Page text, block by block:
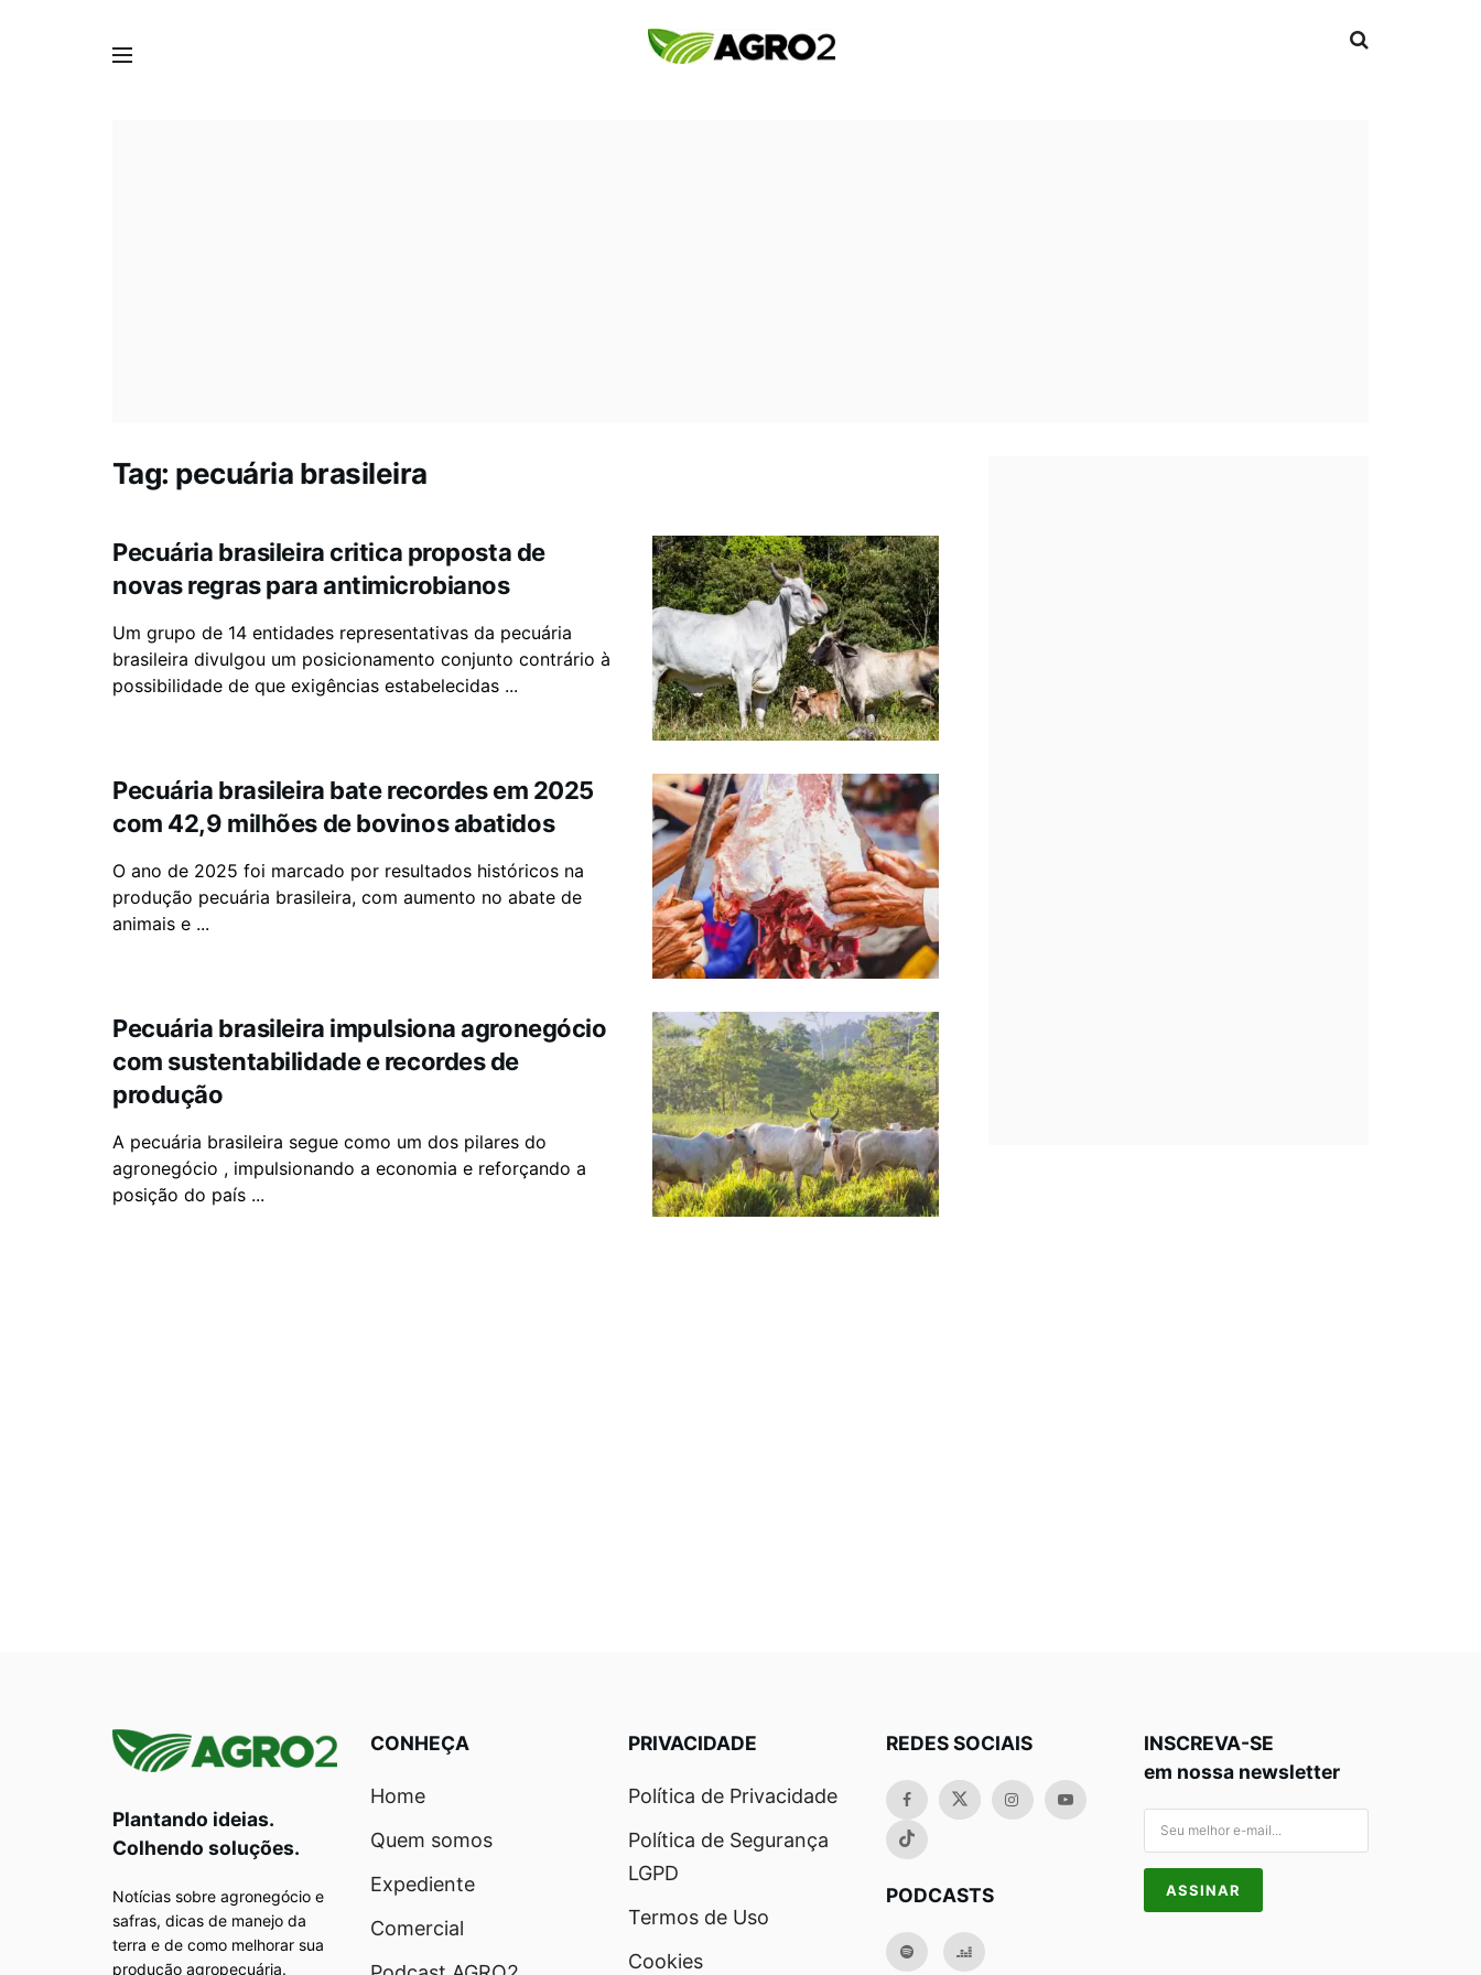
Tag: pecuária brasileira
Pecuária brasileira critica proposta de
novas regras para antimicrobianos
Um grupo de 14 entidades representativas da pecuária
brasileira divulgou um posicionamento conjunto contrário à
possibilidade de que exigências estabelecidas ...
Pecuária brasileira bate recordes em 2025
com 42,9 milhões de bovinos abatidos
O ano de 2025 foi marcado por resultados históricos na
produção pecuária brasileira, com aumento no abate de
animais e ...
Pecuária brasileira impulsiona agronegócio
com sustentabilidade e recordes de
produção
A pecuária brasileira segue como um dos pilares do
agronegócio , impulsionando a economia e reforçando a
posição do país ...
Plantando ideias.
Colhendo soluções.
Notícias sobre agronegócio e
safras, dicas de manejo da
terra e de como melhorar sua
produção agropecuária.
CONHEÇA
Home
Quem somos
Expediente
Comercial
PRIVACIDADE
Política de Privacidade
Política de Segurança
LGPD
Termos de Uso
Cookies
REDES SOCIAIS
PODCASTS
INSCREVA-SE
em nossa newsletter